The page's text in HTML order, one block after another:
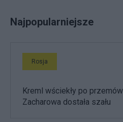
Najpopularniejsze
Rosja
Kreml wściekły po
Zacharowa dostała szału